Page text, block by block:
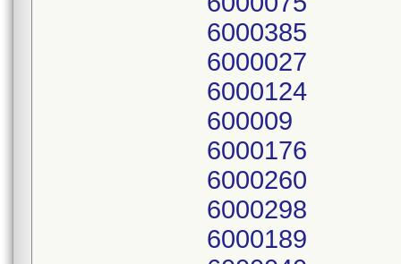
6000385
6000027
6000124
600009
6000176
6000260
6000298
6000189